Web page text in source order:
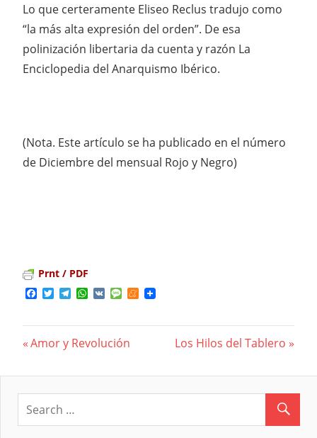
Lo que certeramente Eliseo Reclus tradujo como
“la más alta expresión del orden”. De esa
polinización libertaria da cuenta y razón La
Enciclopedia del Anarquismo Ibérico.
(Nota. Este artículo se ha publicado en el número
de Diciembre del mensual Rojo y Negro)
Prnt / PDF
Facebook
TwitterTelegram
WhatsApp
VK MessageMeneame
de
entradas
Previous
Amor y Revolución
Next
Los Hilos del Tablero